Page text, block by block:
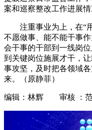
案和巡察整改工作进展
注重事业为上，在“
不愿做事、能不能干事
会干事的干部到一线岗
到关键岗位施展才干，
事攻坚，及时把各领域
来。（原静菲）
编辑：林辉 审核 ：